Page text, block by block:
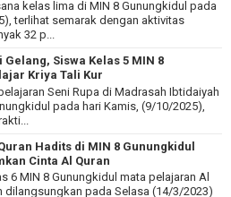
kelas lima di MIN 8 Gunungkidul pada
terlihat semarak dengan aktivitas
32 p...
Siswa Kelas 5 MIN 8
Kriya Tali Kur
Seni Rupa di Madrasah Ibtidaiyah
pada hari Kamis, (9/10/2025),
Hadits di MIN 8 Gunungkidul
Cinta Al Quran
6 MIN 8 Gunungkidul mata pelajaran Al
dilangsungkan pada Selasa (14/3/2023)